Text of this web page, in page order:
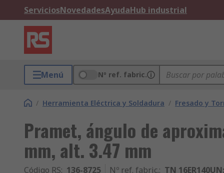
ServiciosNovedadesAyudaHub industrial
Menú Nº ref. fabric.
/ Herramienta Eléctrica y Soldadura / Fresado y
Pramet, ángulo de
mm, alt. 3.47 mm
Código RS: 136-8725 Nº ref. fabric.: TN